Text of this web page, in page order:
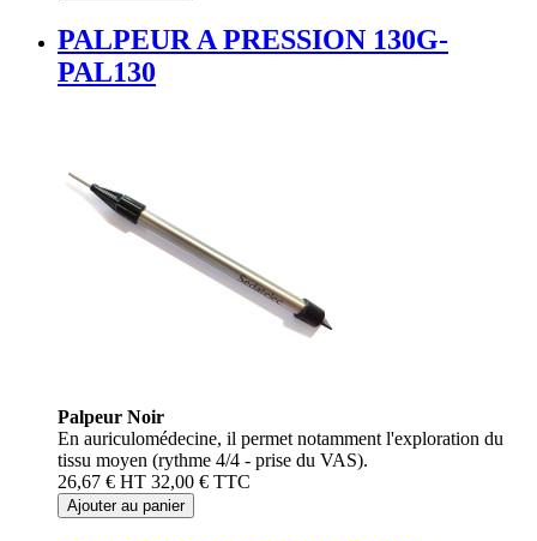
PALPEUR A PRESSION 130G-
PAL130
Palpeur Noir
En auriculomédecine, il permet notamment l'exploration du
tissu moyen (rythme 4/4 - prise du VAS).
26,67 € HT 32,00 € TTC
Ajouter au panier